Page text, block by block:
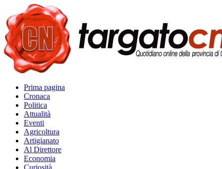
Prima pagina
Cronaca
Politica
Attualità
Eventi
Agricoltura
Artigianato
Al Direttore
Economia
Curiosità